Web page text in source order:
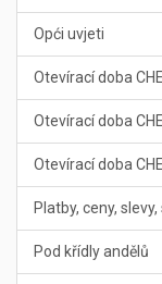
Opći uvjeti
Otevírací doba
Otevírací doba
Otevírací doba
Platby, ceny,
Pod křídly andělů